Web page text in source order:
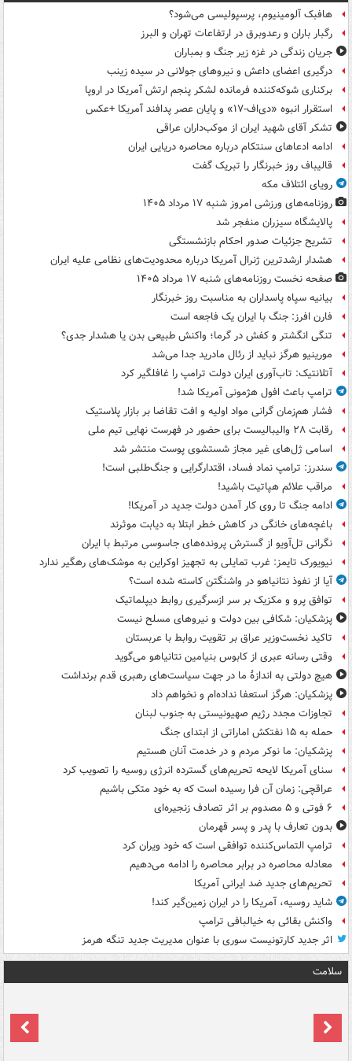
هافبک آلومینیوم، پرسپولیسی می‌شود؟
رگبار باران و رعدوبرق در ارتفاعات تهران و البرز
جریان زندگی در غزه زیر جنگ و بمباران
درگیری اعضای داعش و نیروهای جولانی در سیده زینب
برکناری شوکه‌کننده فرمانده لشکر پنجم ارتش آمریکا در اروپا
استقرار انبوه «دی‌اف‑۱۷» و پایان عصر پدافند آمریکا +عکس
تشکر آقای شهید ایران از موکب‌داران عراقی
ادامه ادعاهای سنتکام درباره محاصره دریایی ایران
قالیباف روز خبرنگار را تبریک گفت
رویای ائتلاف مکه
روزنامه‌های ورزشی امروز ‌شنبه ۱۷ مرداد ۱۴۰۵
پالایشگاه سیزران منفجر شد
تشریح جزئیات صدور احکام بازنشستگی
هشدار ارشدترین ژنرال آمریکا درباره محدودیت‌های نظامی علیه ایران
صفحه نخست روزنامه‌های شنبه ۱۷ مرداد ۱۴۰۵
بیانیه سپاه پاسداران به مناسبت روز خبرنگار
فارن افرز: جنگ با ایران یک فاجعه است
تنگی انگشتر و کفش در گرما؛ واکنش طبیعی بدن یا هشدار جدی؟
مورینیو هرگز نباید از رئال مادرید جدا می‌شد
آتلانتیک: تاب‌آوری ایران دولت ترامپ را غافلگیر کرد
ترامپ باعث افول هژمونی آمریکا شد!
فشار هم‌زمان گرانی مواد اولیه و افت تقاضا بر بازار پلاستیک
رقابت ۲۸ والیبالیست برای حضور در فهرست نهایی تیم ملی
اسامی ژل‌های غیر مجاز شستشوی پوست منتشر شد
سندرز: ترامپ نماد فساد، اقتدارگرایی و جنگ‌طلبی است!
مراقب علائم هپاتیت باشید!
ادامه جنگ تا روی کار آمدن دولت جدید در آمریکا!
باغچه‌های خانگی در کاهش خطر ابتلا به دیابت موثرند
نگرانی تل‌آویو از گسترش پرونده‌های جاسوسی مرتبط با ایران
نیویورک تایمز: غرب تمایلی به تجهیز اوکراین به موشک‌های رهگیر ندارد
آیا از نفوذ نتانیاهو در واشنگتن کاسته شده است؟
توافق پرو و مکزیک بر سر ازسرگیری روابط دیپلماتیک
پزشکیان: شکافی بین دولت و نیروهای مسلح نیست
تاکید نخست‌وزیر عراق بر تقویت روابط با عربستان
وقتی رسانه عبری از کابوس بنیامین نتانیاهو می‌گوید
هیچ دولتی به اندازۀ ما در جهت سیاست‌های رهبری قدم برنداشت
پزشکیان: هرگز استعفا نداده‌ام و نخواهم داد
تجاوزات مجدد رژیم صهیونیستی به جنوب لبنان
حمله به ۱۵ نفتکش‌ اماراتی از ابتدای جنگ
پزشکیان: ما نوکر مردم و در خدمت آنان هستیم
سنای آمریکا لایحه تحریم‌های گسترده انرژی روسیه را تصویب کرد
عراقچی: زمان آن فرا رسیده است که به خود متکی باشیم
۶ فوتی و ۵ مصدوم بر اثر تصادف زنجیره‌ای
بدون تعارف با پدر و پسر قهرمان
ترامپ التماس‌کننده توافقی است که خود ویران کرد
معادله محاصره در برابر محاصره را ادامه می‌دهیم
تحریم‌های جدید ضد ایرانی آمریکا
شاید روسیه، آمریکا را در ایران زمین‌گیر کند!
واکنش بقائی به خیالبافی ترامپ
اثر جدید کارتونیست سوری با عنوان مدیریت جدید تنگه هرمز
سلامت